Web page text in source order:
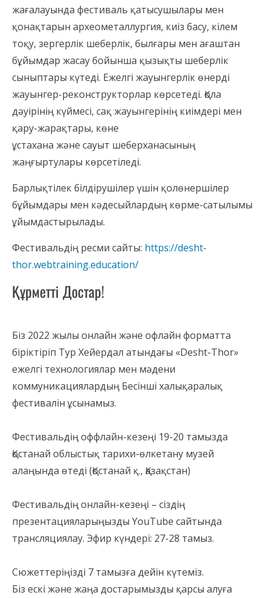
жағалауында фестиваль қатысушылары мен
қонақтарын археометаллургия, киіз басу, кілем
тоқу, зергерлік шеберлік, былғары мен ағаштан
бұйымдар жасау бойынша қызықты шеберлік
сыныптары күтеді. Ежелгі жауынгерлік өнерді
жауынгер-реконструкторлар көрсетеді. Қола
дәуірінің күймесі, сақ жауынгерінің киімдері мен
қару-жарақтары, көне
ұстахана және сауыт шеберханасының
жаңғыртулары көрсетіледі.
Барлықтілек білдірушілер үшін қолөнершілер
бұйымдары мен кәдесыйлардың көрме-сатылымы
ұйымдастырылады.
Фестивальдің ресми сайты: https://desht-
thor.webtraining.education/
Құрметті Достар!
Біз 2022 жылы онлайн және офлайн форматта
біріктіріп Тур Хейердал атындағы «Desht-Thor»
ежелгі технологиялар мен мәдени
коммуникациялардың Бесінші халықаралық
фестивалін ұсынамыз.
Фестивальдің оффлайн-кезеңі 19-20 тамызда
Қостанай облыстық тарихи-өлкетану музей
алаңында өтеді (Қостанай қ., Қазақстан)
Фестивальдің онлайн-кезеңі – сіздің
презентацияларыңызды YouTube сайтында
трансляциялау. Эфир күндері: 27-28 тамыз.
Сюжеттеріңізді 7 тамызға дейін күтеміз.
Біз ескі және жаңа достарымызды қарсы алуға